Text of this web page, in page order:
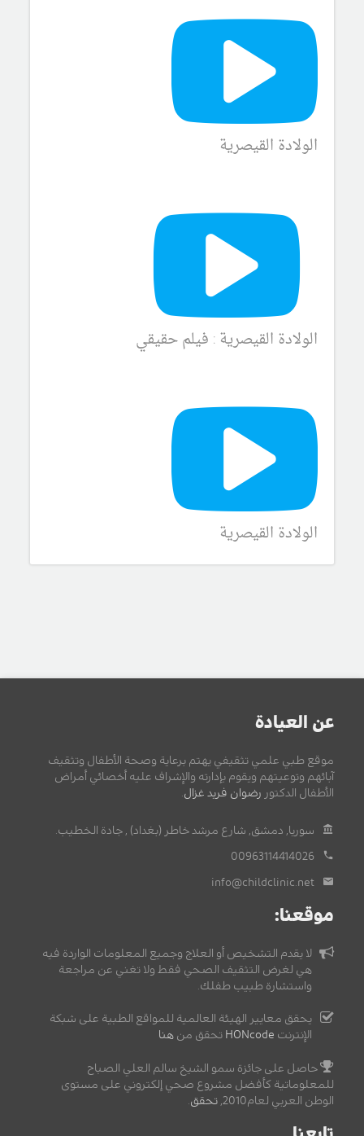
الولادة القيصرية
الولادة القيصرية : فيلم حقيقي
الولادة القيصرية
عن العيادة
موقع طبي علمي تثقيفي يهتم برعاية وصحة الأطفال وتثقيف
آبائهم وتوعيتهم ويقوم بإدارته والإشراف عليه أخصائي أمراض
الأطفال الدكتور رضوان فريد غزال.
سوريا, دمشق, شارع مرشد خاطر (بغداد) , جادة الخطيب.
00963114414026
info@childclinic.net
موقعنا:
لا يقدم التشخيص أو العلاج وجميع المعلومات الواردة فيه
هي لغرض التثقيف الصحي فقط ولا تغني عن مراجعة
واستشارة طبيب طفلك.
يحقق معايير الهيئة العالمية للمواقع الطبية على شبكة
الإنترنت HONcode تحقق من هنا
حاصل على جائزة سمو الشيخ سالم العلي الصباح
للمعلوماتية كأفضل مشروع صحي إلكتروني على مستوى
الوطن العربي لعام2010,
تحقق.